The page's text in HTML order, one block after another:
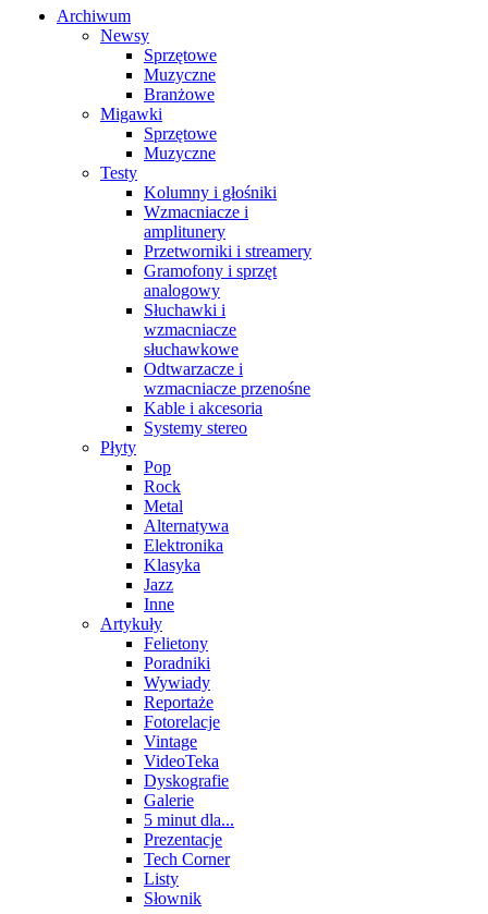
Archiwum
Newsy
Sprzętowe
Muzyczne
Branżowe
Migawki
Sprzętowe
Muzyczne
Testy
Kolumny i głośniki
Wzmacniacze i
amplitunery
Przetworniki i streamery
Gramofony i sprzęt
analogowy
Słuchawki i
wzmacniacze
słuchawkowe
Odtwarzacze i
wzmacniacze przenośne
Kable i akcesoria
Systemy stereo
Płyty
Pop
Rock
Metal
Alternatywa
Elektronika
Klasyka
Jazz
Inne
Artykuły
Felietony
Poradniki
Wywiady
Reportaże
Fotorelacje
Vintage
VideoTeka
Dyskografie
Galerie
5 minut dla...
Prezentacje
Tech Corner
Listy
Słownik